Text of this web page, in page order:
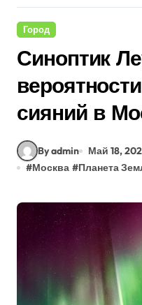
Город
Синоптик
сияний в
By admin Май 18,
#Москва #Планета